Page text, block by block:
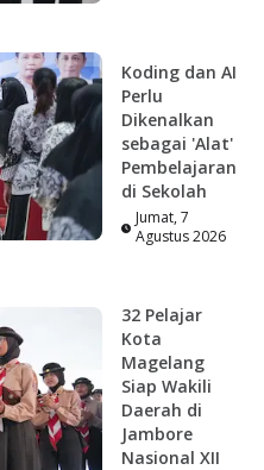
Koding dan AI
Perlu
Dikenalkan
sebagai 'Alat'
Pembelajaran
di Sekolah
Jumat, 7
Agustus 2026
32 Pelajar
Kota
Magelang
Siap Wakili
Daerah di
Jambore
Nasional XII